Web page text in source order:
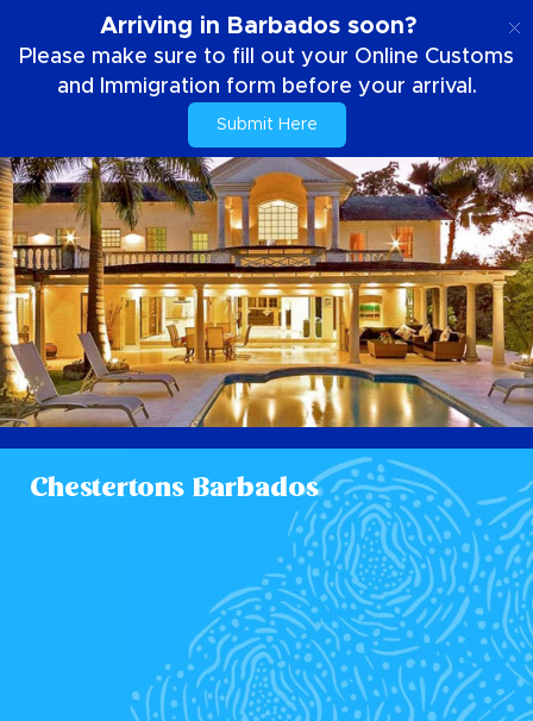
Arriving in Barbados soon?
Please make sure to fill out your Online Customs
and Immigration form before your arrival.
Submit Here
Chestertons Barbados